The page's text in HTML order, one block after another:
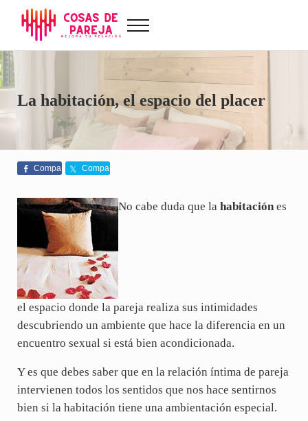
Saltar al contenido principal
Skip to after header navigation
Skip to site footer
Cosas de Pareja
Problemas de pareja, sexualidad, tests de amor...
Menu
La habitación, el espacio del placer
Compa
Compa
No cabe duda que la habitaciónes
el espacio donde la pareja realiza sus intimidades
descubriendo un ambiente que hace la diferencia en un
encuentro sexual si está bien acondicionada.
Y es que debes saber que en la relación íntima de pareja
intervienen todos los sentidos que nos hace sentirnos
bien si la habitación tiene una ambientación especial.